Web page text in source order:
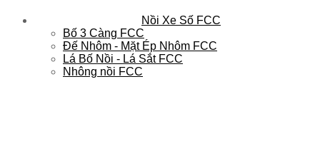
Nồi Xe Số FCC
Bố 3 Càng FCC
Đế Nhôm - Mặt Ép Nhôm FCC
Lá Bố Nồi - Lá Sắt FCC
Nhông nồi FCC